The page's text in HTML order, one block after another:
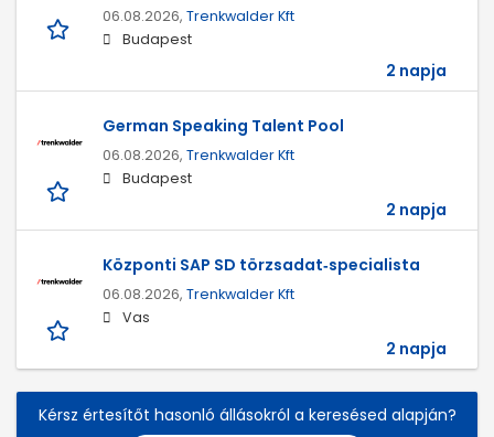
06.08.2026, Trenkwalder Kft
Budapest
2 napja
German Speaking Talent Pool
06.08.2026, Trenkwalder Kft
Budapest
2 napja
Központi SAP SD törzsadat‑specialista
06.08.2026, Trenkwalder Kft
Vas
2 napja
Kérsz értesítőt hasonló állásokról a keresésed alapján?